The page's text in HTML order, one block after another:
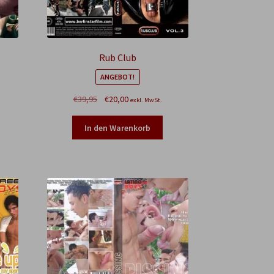
Rub Club
ANGEBOT!
€39,95
Ursprünglicher
war:
€39,95
€20,00Aktueller
ist:
€20,00.
exkl. MwSt.
In den Warenkorb